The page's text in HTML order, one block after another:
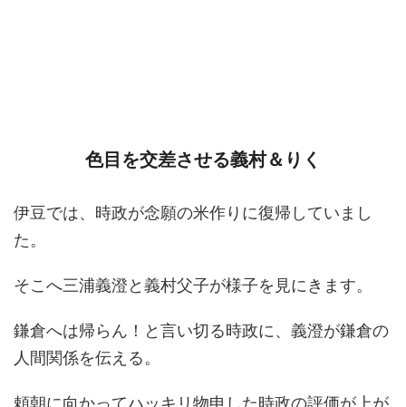
色目を交差させる義村＆りく
伊豆では、時政が念願の米作りに復帰していまし
た。
そこへ三浦義澄と義村父子が様子を見にきます。
鎌倉へは帰らん！と言い切る時政に、義澄が鎌倉の
人間関係を伝える。
頼朝に向かってハッキリ物申した時政の評価が上が